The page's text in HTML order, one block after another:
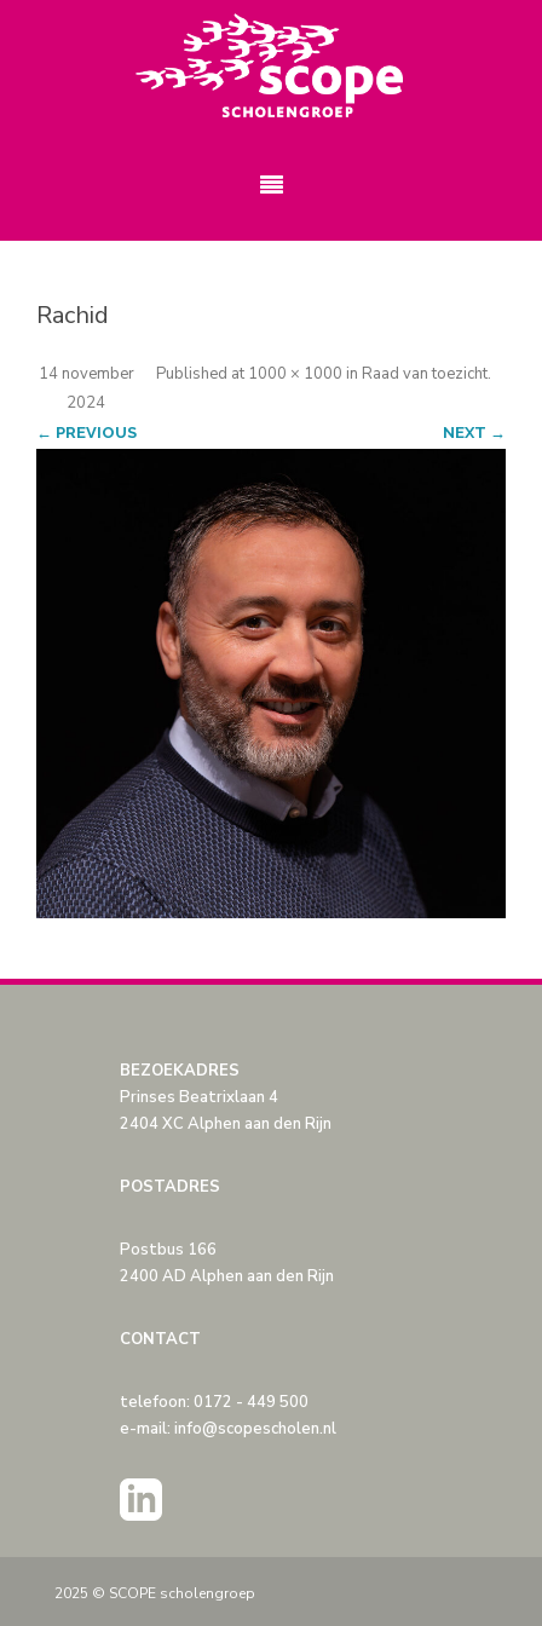
Rachid
Published
14 november
2024
at 1000 × 1000 in Raad van toezicht.
← PREVIOUS NEXT →
BEZOEKADRES
Prinses Beatrixlaan 4
2404 XC Alphen aan den Rijn
POSTADRES
Postbus 166
2400 AD Alphen aan den Rijn
CONTACT
telefoon: 0172 - 449 500
e-mail: info@scopescholen.nl
2025 © SCOPE scholengroep